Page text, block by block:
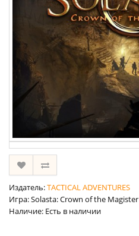
Издатель:TACTICAL ADVENTURES
Игра: Solasta: Crown of the Magister
Наличие: Есть в наличии